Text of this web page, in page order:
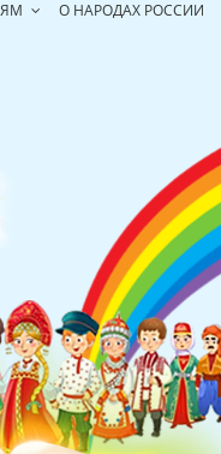
О НАРОДАХ РОССИИ